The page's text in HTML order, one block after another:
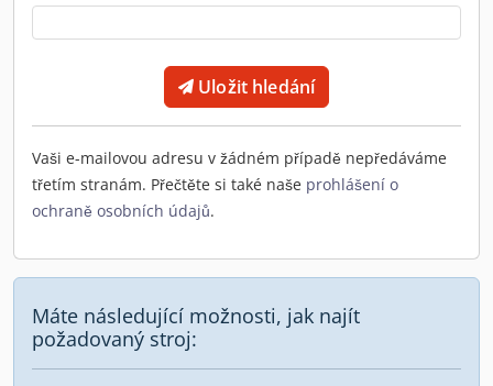
Uložit hledání
Vaši e-mailovou adresu v žádném případě nepředáváme
třetím stranám. Přečtěte si také naše prohlášení o
ochraně osobních údajů.
Máte následující možnosti, jak najít
požadovaný stroj: